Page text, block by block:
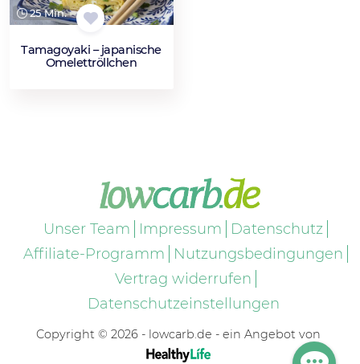
25 Min.
Tamagoyaki – japanische
Omelettröllchen
Unser Team Impressum
Datenschutz
Affiliate-Programm
Nutzungsbedingungen
Vertrag widerrufen
Datenschutzeinstellungen
Copyright © 2026 - lowcarb.de - ein Angebot von